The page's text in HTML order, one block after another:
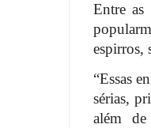
Entre as
espirros,
“Essas
sérias,
além